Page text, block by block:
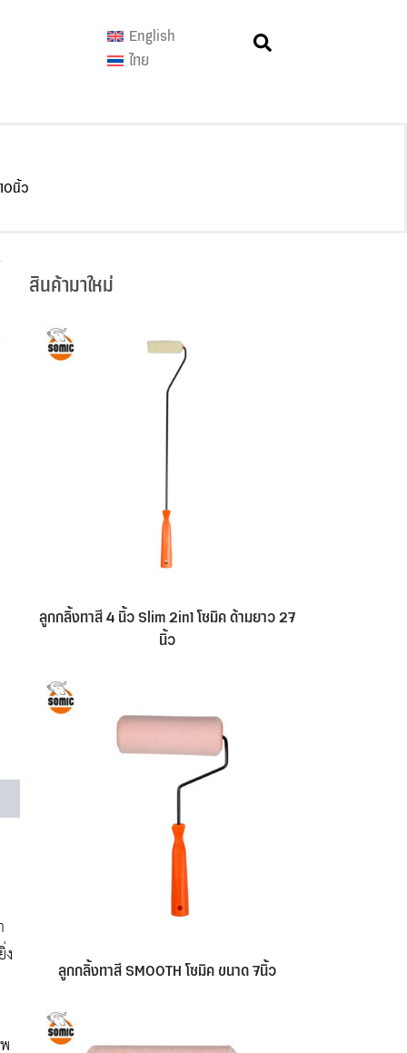
English
ไทย
นิ้ว
สินค้ามาใหม่
ลูกกลิ้งทาสี 4 นิ้ว Slim 2in1 โซมิค ด้ามยาว 27
นิ้ว
ลูกกลิ้งทาสี SMOOTH โซมิค ขนาด 7นิ้ว